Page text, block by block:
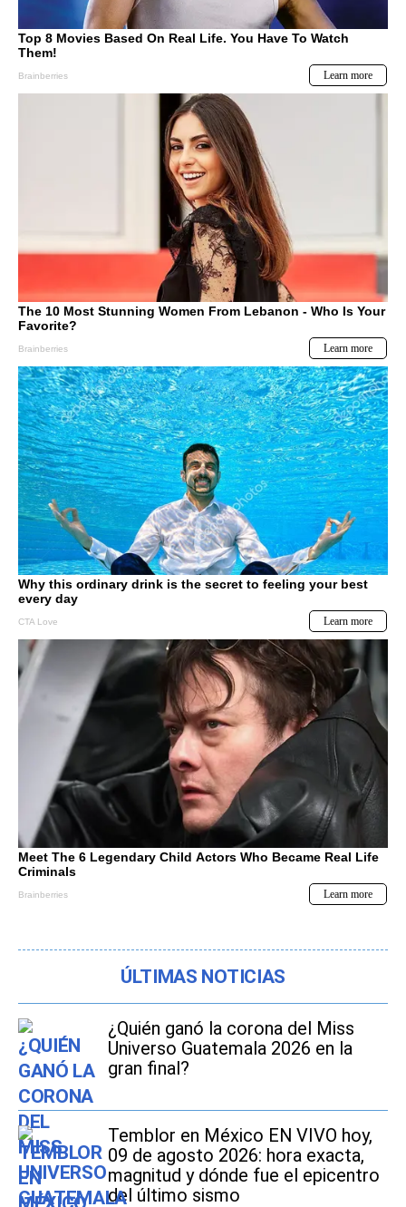
ÚLTIMAS NOTICIAS
¿Quién ganó la corona del Miss
Universo Guatemala 2026 en la
gran final?
Temblor en México EN VIVO hoy,
09 de agosto 2026: hora exacta,
magnitud y dónde fue el epicentro
del último sismo